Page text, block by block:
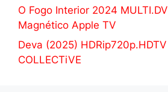
O Fogo Interior 2024
Magnético Apple TV
Deva (2025)
COLLECTiVE